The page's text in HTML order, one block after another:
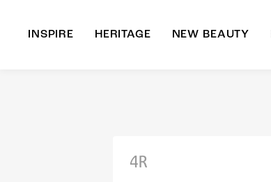
INSPIRE HERITAGE NEW BEAUTY